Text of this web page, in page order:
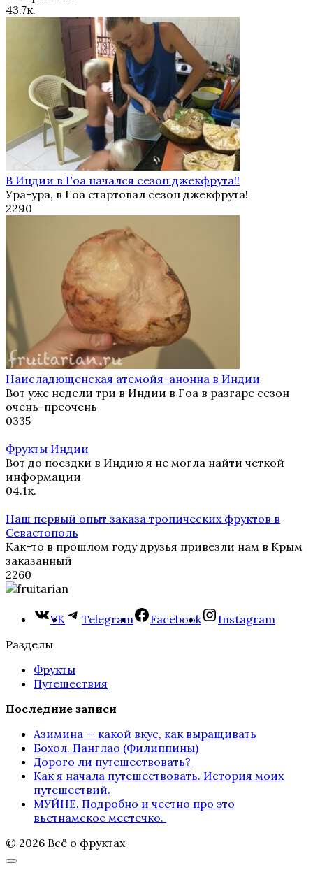
43.7к.
В Индии в Гоа начался сезон джекфрута!!
Ура-ура, в Гоа стартовал сезон джекфрута!
2290
Наисладющенская атемойя-анонна в Индии
Вот уже недели три в Индии в Гоа в разгаре сезон
очень-преочень
0335
Фрукты Индии
Вот до поездки в Индию я не могла найти четкой
информации
04.1к.
Наш первый опыт заказа тропических фруктов в
Севастополь
Как-то в прошлом году друзья привезли нам в Крым
заказанный
2260
VK Telegram Facebook
Instagram
Разделы
Фрукты
Путешествия
Последние записи
Азимина — какой вкус, как выращивать
Бохол. Панглао (Филиппины)
Дорого ли путешествовать?
Как я начала путешествовать. История моих
путешествий.
МУЙНЕ. Подробно и честно про это
вьетнамское местечко.
© 2026 Всё о фруктах